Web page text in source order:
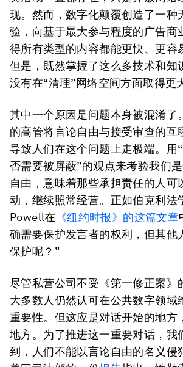
现。然而，数字化颠覆创造了一种
验，向基于最大参与程度的广告商
得所有类型的内容都能更快、更容
但是，既然掌握了这么多技术和知
没有在“清理”网络空间方面取得更
其中一个原因是问题本身被混淆了
的高管将言论自由与接受审查的互
导致人们在这个问题上走极端。用
否需要被屏蔽”的观点来考验我们
自由，意味着那些承担责任的人可
动，继续照常经营。正如伯克利法
Powell在 《纽约时报》的这篇文章
确需要保护发言者的权利，但其他
保护呢？”
尽管私营公司不受《第一修正案》
大多数人仍然认可在公共数字领域
重要性。但这应是对话开始的地方
地方。为了推进这一重要对话，我
到，人们不能以言论自由的名义侵